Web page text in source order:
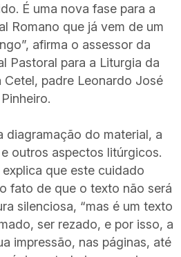
É uma nova fase para a
Romano que já vem de um
afirma o assessor da
Pastoral para a Liturgia da
Cetel, padre Leonardo José
Pinheiro.
diagramação do material, a
outros aspectos litúrgicos.
que este cuidado
fato de que o texto não será
silenciosa, “mas é um texto
ser rezado, e por isso, a
impressão, nas páginas, até